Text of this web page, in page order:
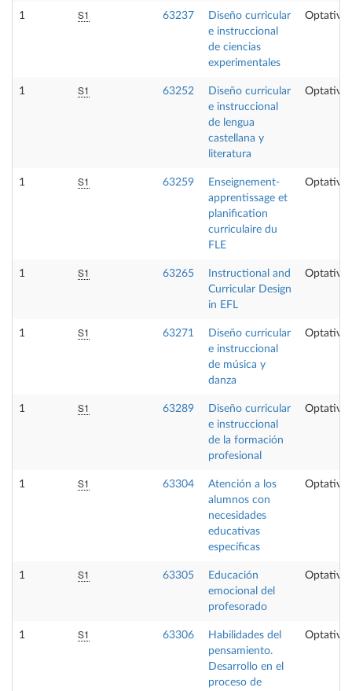
1 S1 63237
Diseño curricular
e instruccional
de ciencias
experimentales
Optativa
1 S1 63252
Diseño curricular
e instruccional
de lengua
castellana y
literatura
Optativa
1 S1 63259
Enseignement-
apprentissage et
planification
curriculaire du
FLE
Optativa
1 S1 63265
Instructional and
Curricular Design
in EFL
Optativa
1 S1 63271
Diseño curricular
e instruccional
de música y
danza
Optativa
1 S1 63289
Diseño curricular
e instruccional
de la formación
profesional
Optativa
1 S1 63304
Atención a los
alumnos con
necesidades
educativas
específicas
Optativa
1 S1 63305
Educación
emocional del
profesorado
Optativa
1 S1 63306
Habilidades del
pensamiento.
Desarrollo en el
proceso de
Optativa